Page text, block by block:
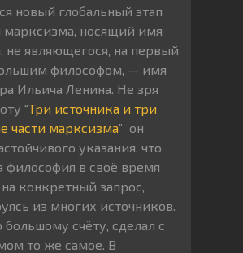
новый глобальный этап
марксизма, носящий имя
не являющегося, на первый
философом, — имя
Ильича Ленина. Не зря
“Три источника и три
части марксизма” он
указания, что
философия в своё время
на конкретный запрос,
из многих источников.
большому счёту, сделал с
то же самое. В